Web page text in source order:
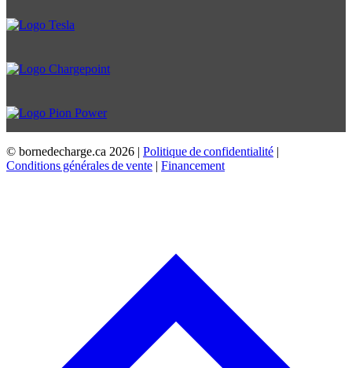
© bornedecharge.ca 2026 | Politique de confidentialité |
Conditions générales de vente | Financement